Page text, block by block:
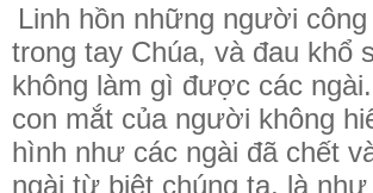
Linh hồn những người
trong tay Chúa, và đau khổ
không làm gì được các
con mắt của người không
hình như các ngài đã chết
ngài từ biệt chúng ta, là